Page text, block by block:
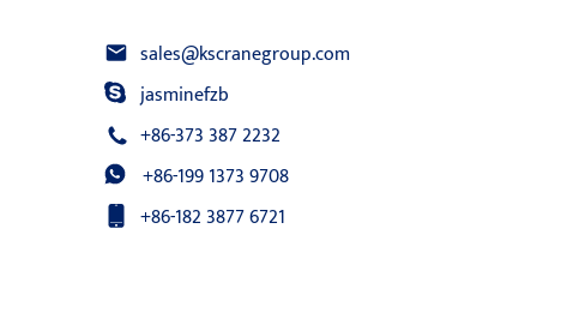
sales@kscranegroup.com
jasminefzb
+86-373 387 2232
+86-199 1373 9708
+86-182 3877 6721